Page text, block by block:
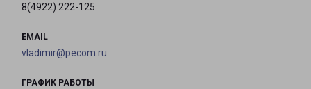
8(4922) 222-125
EMAIL
vladimir@pecom.ru
ГРАФИК РАБОТЫ